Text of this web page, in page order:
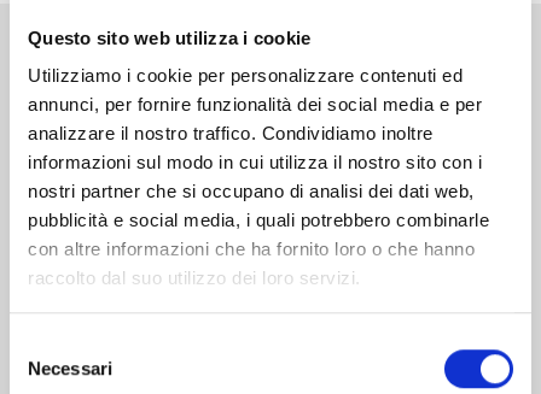
Questo sito web utilizza i cookie
Utilizziamo i cookie per personalizzare contenuti ed
annunci, per fornire funzionalità dei social media e per
analizzare il nostro traffico. Condividiamo inoltre
informazioni sul modo in cui utilizza il nostro sito con i
nostri partner che si occupano di analisi dei dati web,
pubblicità e social media, i quali potrebbero combinarle
con altre informazioni che ha fornito loro o che hanno
raccolto dal suo utilizzo dei loro servizi.
delNecessari
Altri volumi della serie